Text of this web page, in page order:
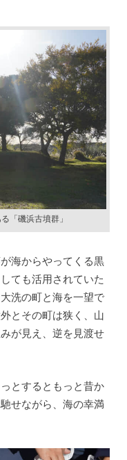
「磯浜古墳群」
海からやってくる黒
ても活用されていた
洗の町と海を一望で
とその町は狭く、山
が見え、逆を見渡せ
とするともっと昔か
せながら、海の幸満